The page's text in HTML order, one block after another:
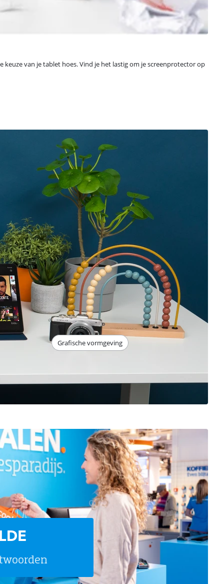
van je tablet hoes. Vind je het lastig om je screenprotector op
Grafische vormgeving